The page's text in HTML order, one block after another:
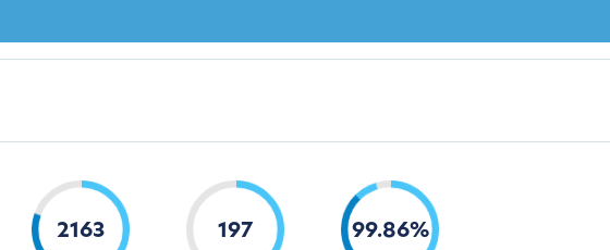
2163 197 99.86%